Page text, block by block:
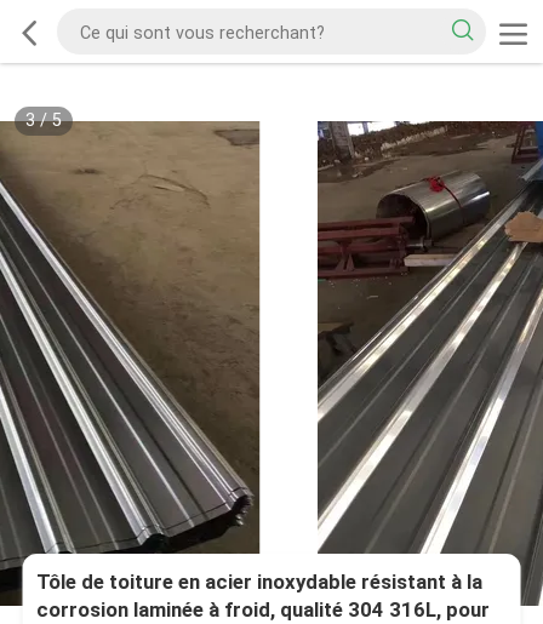
3/5
Tôle de toiture en acier inoxydable résistant à la
corrosion laminée à froid, qualité 304 316L, pour